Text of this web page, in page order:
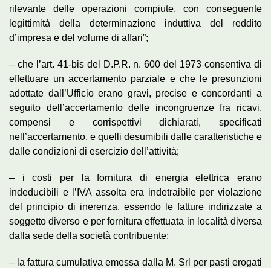
rilevante delle operazioni compiute, con conseguente
legittimità della determinazione induttiva del reddito
d’impresa e del volume di affari”;
– che l’art. 41-bis del D.P.R. n. 600 del 1973 consentiva di
effettuare un accertamento parziale e che le presunzioni
adottate dall’Ufficio erano gravi, precise e concordanti a
seguito dell’accertamento delle incongruenze fra ricavi,
compensi e corrispettivi dichiarati, specificati
nell’accertamento, e quelli desumibili dalle caratteristiche e
dalle condizioni di esercizio dell’attività;
– i costi per la fornitura di energia elettrica erano
indeducibili e l’IVA assolta era indetraibile per violazione
del principio di inerenza, essendo le fatture indirizzate a
soggetto diverso e per fornitura effettuata in località diversa
dalla sede della società contribuente;
– la fattura cumulativa emessa dalla M. Srl per pasti erogati